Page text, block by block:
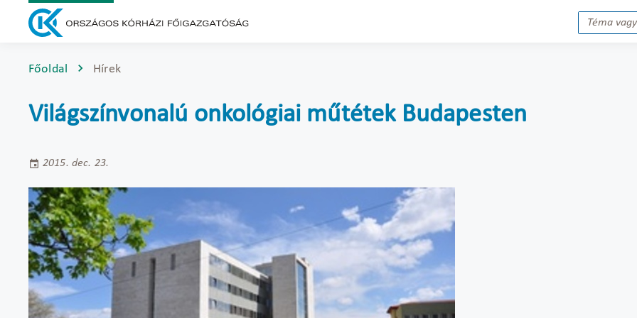
Főoldal Hírek
Világszínvonalú onkológiai műtétek Budapesten
2015. dec. 23.